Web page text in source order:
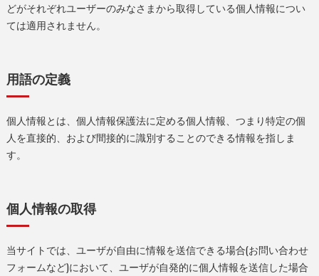
どがそれぞれユーザーのみなさまから取得している個人情報につい
ては適用されません。
用語の定義
個人情報とは、個人情報保護法に定める個人情報、つまり特定の個
人を直接的、および間接的に識別することのできる情報を指しま
す。
個人情報の取得
当サイトでは、ユーザが自由に情報を送信できる場合(お問い合わせ
フォームなど)において、ユーザが自発的に個人情報を送信した場合